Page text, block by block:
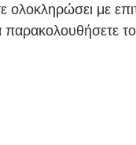
ολοκληρώσει με
παρακολουθήσετε